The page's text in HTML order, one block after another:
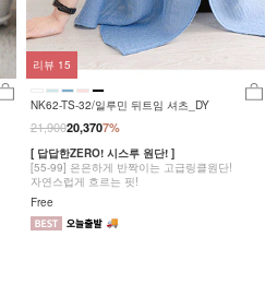
NK62-TS-32/일루민 뒤트임 셔츠_DY
7%
21,90020,370
[ 답답한ZERO! 시스루 원단! ]
[55-99] 은은하게 반짝이는 고급링클원단!
자연스럽게 흐르는 핏!
Free
리뷰 15